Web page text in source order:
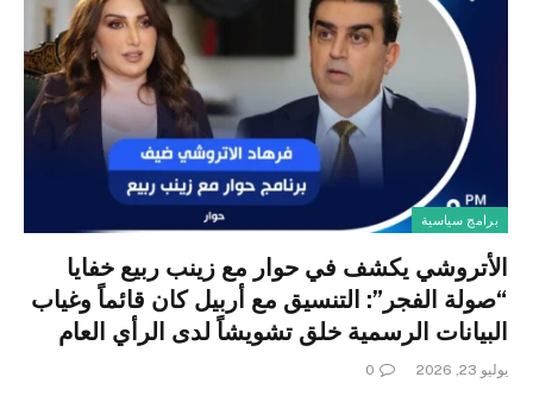
برامج سياسية
الأتروشي يكشف في حوار مع زينب ربيع خفايا
“صولة الفجر”: التنسيق مع أربيل كان قائماً وغياب
البيانات الرسمية خلق تشويشاً لدى الرأي العام
يوليو 23, 2026 0